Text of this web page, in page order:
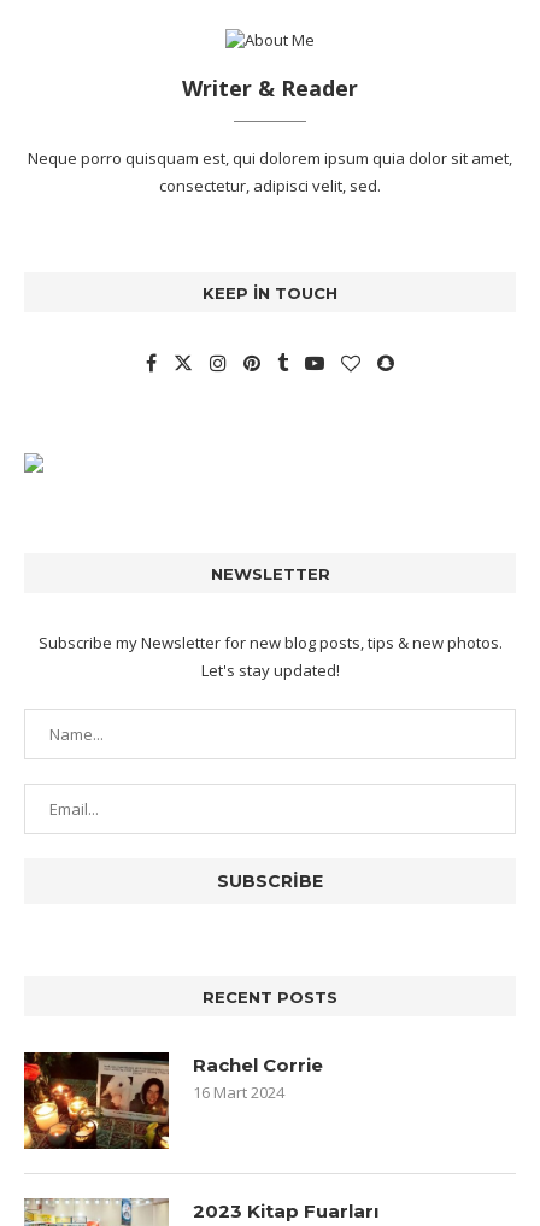
Writer & Reader
Neque porro quisquam est, qui dolorem ipsum quia dolor sit amet,
consectetur, adipisci velit, sed.
KEEP IN TOUCH
NEWSLETTER
Subscribe my Newsletter for new blog posts, tips & new photos.
Let's stay updated!
RECENT POSTS
Rachel Corrie
16 Mart 2024
2023 Kitap Fuarları